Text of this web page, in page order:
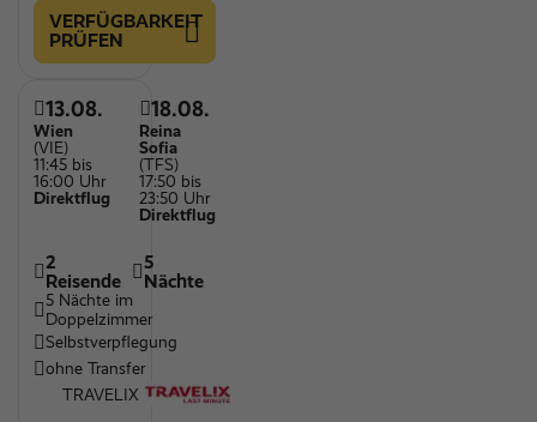
VERFÜGBARKEIT
PRÜFEN
13.08.
Wien
(VIE)
11:45 bis
16:00 Uhr
Direktflug
18.08.
Reina
Sofia
(TFS)
17:50 bis
23:50 Uhr
Direktflug
2
Reisende
5
Nächte
5 Nächte im
Doppelzimmer
Selbstverpflegung
ohne Transfer
TRAVELIX